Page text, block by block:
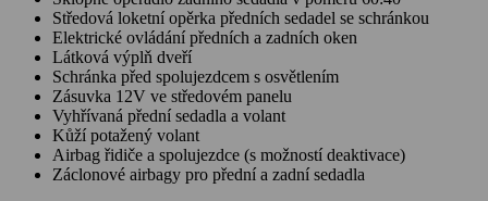
Středová loketní opěrka předních sedadel se schránkou
Elektrické ovládání předních a zadních oken
Látková výplň dveří
Schránka před spolujezdcem s osvětlením
Zásuvka 12V ve středovém panelu
Vyhřívaná přední sedadla a volant
Kůží potažený volant
Airbag řidiče a spolujezdce (s možností deaktivace)
Záclonové airbagy pro přední a zadní sedadla